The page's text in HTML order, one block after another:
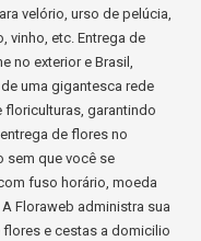
velório, urso de pelúcia,
vinho, etc. Entrega de
no exterior e Brasil,
uma gigantesca rede
floriculturas, garantindo
de flores no
sem que você se
fuso horário, moeda
Floraweb administra sua
flores e cestas a domicilio